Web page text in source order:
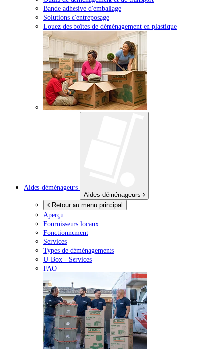
Bande adhésive d'emballage
Solutions d'entreposage
Louez des boîtes de déménagement en plastique
Aides-déménageurs
Aides-déménageurs
Retour au menu principal
Aperçu
Fournisseurs locaux
Fonctionnement
Services
Types de déménagements
U-Box - Services
FAQ